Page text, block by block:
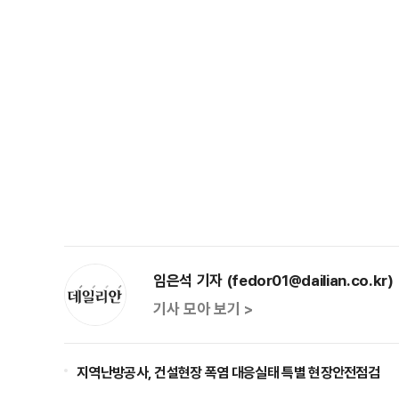
임은석 기자 (fedor01@dailian.co.kr)
기사 모아 보기 >
지역난방공사, 건설현장 폭염 대응실태 특별 현장안전점검